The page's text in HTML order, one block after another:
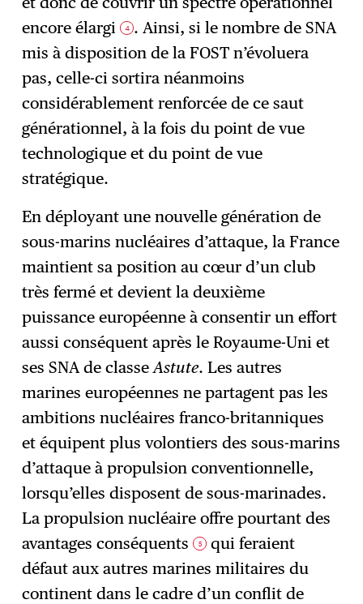
encore élargi 4 . Ainsi, si le nombre de SNA
mis à disposition de la FOST n’évoluera
pas, celle-ci sortira néanmoins
considérablement renforcée de ce saut
générationnel, à la fois du point de vue
technologique et du point de vue
stratégique.
En déployant une nouvelle génération de
sous-marins nucléaires d’attaque, la France
maintient sa position au cœur d’un club
très fermé et devient la deuxième
puissance européenne à consentir un effort
aussi conséquent après le Royaume-Uni et
ses SNA de classeAstute. Les autres
marines européennes ne partagent pas les
ambitions nucléaires franco-britanniques
et équipent plus volontiers des sous-marins
d’attaque à propulsion conventionnelle,
lorsqu’elles disposent de sous-marinades.
La propulsion nucléaire offre pourtant des
avantages conséquents 5
qui feraient
défaut aux autres marines militaires du
continent dans le cadre d’un conflit de